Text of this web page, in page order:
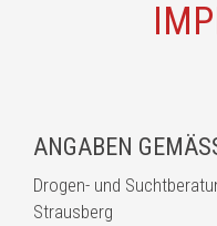
ANGABEN
Drogen- und
Strausberg